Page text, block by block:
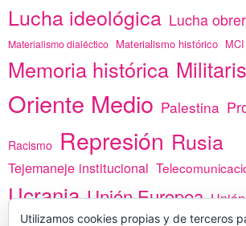
Lucha ideológica Lucha
Materialismo dialéctico Materialismo histórico MCI
Memoria histórica
Oriente Medio Palestina
Racismo Represión Rusia
Tejemaneje institucional
Ucrania Unión Europea
Utilizamos cookies propias y de terceros